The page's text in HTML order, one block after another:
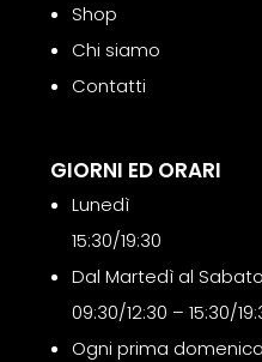
Shop
Chi siamo
Contatti
GIORNI ED ORARI
Lunedì
15:30/19:30
Dal Martedì al Sabato
09:30/12:30 – 15:30/
Ogni prima